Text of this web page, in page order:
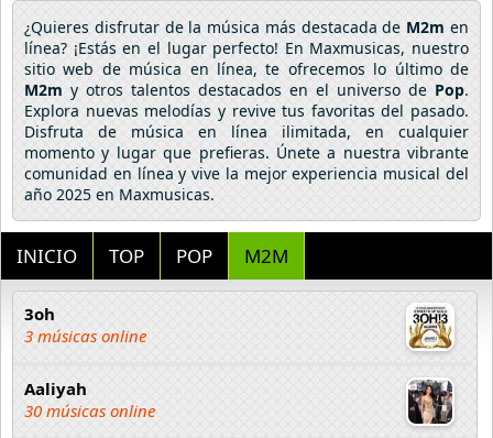
¿Quieres disfrutar de la música más destacada de M2m en
línea? ¡Estás en el lugar perfecto! En Maxmusicas, nuestro
sitio web de música en línea, te ofrecemos lo último de
M2m y otros talentos destacados en el universo de Pop.
Explora nuevas melodías y revive tus favoritas del pasado.
Disfruta de música en línea ilimitada, en cualquier
momento y lugar que prefieras. Únete a nuestra vibrante
comunidad en línea y vive la mejor experiencia musical del
año 2025 en Maxmusicas.
INICIO TOP POP M2M
3oh
3 músicas online
Aaliyah
30 músicas online